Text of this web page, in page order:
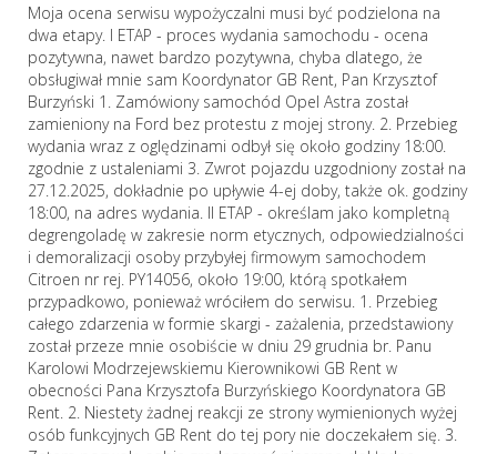
Moja ocena serwisu wypożyczalni musi być podzielona na
dwa etapy. I ETAP - proces wydania samochodu - ocena
pozytywna, nawet bardzo pozytywna, chyba dlatego, że
obsługiwał mnie sam Koordynator GB Rent, Pan Krzysztof
Burzyński 1. Zamówiony samochód Opel Astra został
zamieniony na Ford bez protestu z mojej strony. 2. Przebieg
wydania wraz z oględzinami odbył się około godziny 18:00.
zgodnie z ustaleniami 3. Zwrot pojazdu uzgodniony został na
27.12.2025, dokładnie po upływie 4-ej doby, także ok. godziny
18:00, na adres wydania. II ETAP - określam jako kompletną
degrengoladę w zakresie norm etycznych, odpowiedzialności
i demoralizacji osoby przybyłej firmowym samochodem
Citroen nr rej. PY14056, około 19:00, którą spotkałem
przypadkowo, ponieważ wróciłem do serwisu. 1. Przebieg
całego zdarzenia w formie skargi - zażalenia, przedstawiony
został przeze mnie osobiście w dniu 29 grudnia br. Panu
Karolowi Modrzejewskiemu Kierownikowi GB Rent w
obecności Pana Krzysztofa Burzyńskiego Koordynatora GB
Rent. 2. Niestety żadnej reakcji ze strony wymienionych wyżej
osób funkcyjnych GB Rent do tej pory nie doczekałem się. 3.